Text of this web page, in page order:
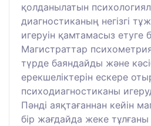
қолданылатын
диагностиканың негізгі
игеруін қамтамасыз етуге
Магистраттар психометрия
түрде баяндайды және
ерекшеліктерін ескере
психодиагностиканы
Пәнді аяқтағаннан кейін
бір жағдайда жеке